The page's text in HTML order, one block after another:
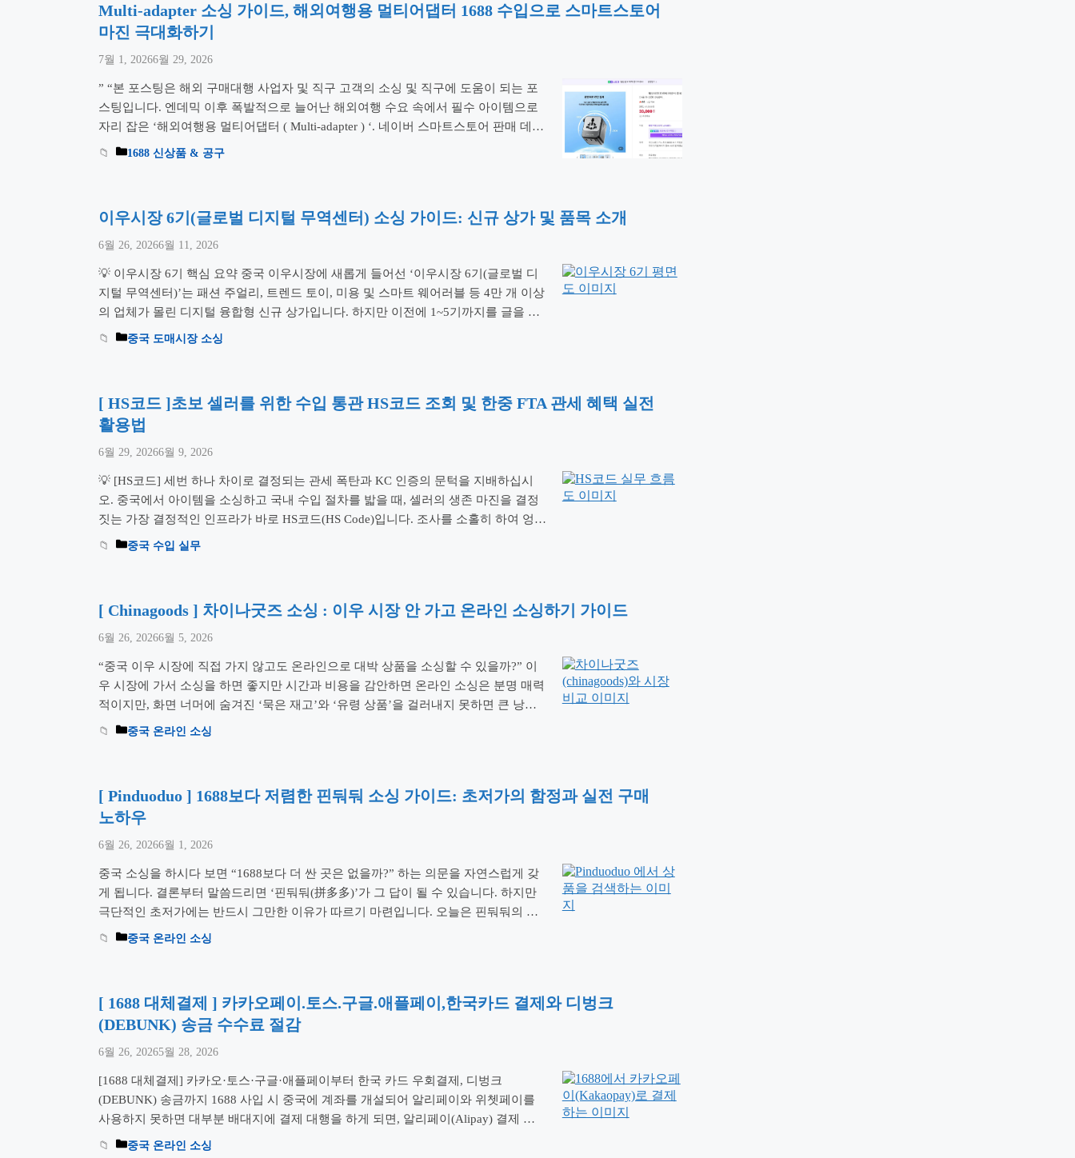
Multi-adapter 소싱 가이드, 해외여행용 멀티어댑터 1688 수입으로 스마트스토어
마진 극대화하기
7월 1, 20266월 29, 2026
” “본 포스팅은 해외 구매대행 사업자 및 직구 고객의 소싱 및 직구에 도움이 되는 포
스팅입니다. 엔데믹 이후 폭발적으로 늘어난 해외여행 수요 속에서 필수 아이템으로
자리 잡은 ‘해외여행용 멀티어댑터 ( Multi-adapter ) ‘. 네이버 스마트스토어 판매 데이
터와 중국 1688 도매 상품의 정밀 비교를 통해, 실제 취득 원가와 숨겨진 마진율을 투
1688 신상품 & 공구
이우시장 6기(글로벌 디지털 무역센터) 소싱 가이드: 신규 상가 및 품목 소개
6월 26, 20266월 11, 2026
💡 이우시장 6기 핵심 요약 중국 이우시장에 새롭게 들어선 ‘이우시장 6기(글로벌 디
지털 무역센터)’는 패션 주얼리, 트렌드 토이, 미용 및 스마트 웨어러블 등 4만 개 이상
의 업체가 몰린 디지털 융합형 신규 상가입니다. 하지만 이전에 1~5기까지를 글을 작
성했고 오늘은 새로 증설된 이우시장 6기에 대해서 알아 보겠습니다. 기존 1~5기 맨
중국 도매시장 소싱
[ HS코드 ]초보 셀러를 위한 수입 통관 HS코드 조회 및 한중 FTA 관세 혜택 실전
활용법
6월 29, 20266월 9, 2026
💡 [HS코드] 세번 하나 차이로 결정되는 관세 폭탄과 KC 인증의 문턱을 지배하십시
오. 중국에서 아이템을 소싱하고 국내 수입 절차를 밟을 때, 셀러의 생존 마진을 결정
짓는 가장 결정적인 인프라가 바로 HS코드(HS Code)입니다. 조사를 소홀히 하여 엉뚱
한 세번으로 신고했다가는 어마어마한 부가세 추징을 당하거나, 수입 통관 보류 장벽
중국 수입 실무
[ Chinagoods ] 차이나굿즈 소싱 : 이우 시장 안 가고 온라인 소싱하기 가이드
6월 26, 20266월 5, 2026
“중국 이우 시장에 직접 가지 않고도 온라인으로 대박 상품을 소싱할 수 있을까?” 이
우 시장에 가서 소싱을 하면 좋지만 시간과 비용을 감안하면 온라인 소싱은 분명 매력
적이지만, 화면 너머에 숨겨진 ‘묵은 재고’와 ‘유령 상품’을 걸러내지 못하면 큰 낭패
를 봅니다. 1688과 전혀 다른 이우시장 공식 사이트 Chinagoods(차이나굿즈)를 100%
중국 온라인 소싱
[ Pinduoduo ] 1688보다 저렴한 핀둬둬 소싱 가이드: 초저가의 함정과 실전 구매
노하우
6월 26, 20266월 1, 2026
중국 소싱을 하시다 보면 “1688보다 더 싼 곳은 없을까?” 하는 의문을 자연스럽게 갖
게 됩니다. 결론부터 말씀드리면 ‘핀둬둬(拼多多)’가 그 답이 될 수 있습니다. 하지만
극단적인 초저가에는 반드시 그만한 이유가 따르기 마련입니다. 오늘은 핀둬둬의 구
조와 이용 방법, 그리고 제가 직접 겪은 황당한 ‘비닐 구두’ 사건을 통해 초저가 소싱
중국 온라인 소싱
[ 1688 대체결제 ] 카카오페이.토스.구글.애플페이,한국카드 결제와 디벙크
(DEBUNK) 송금 수수료 절감
6월 26, 20265월 28, 2026
[1688 대체결제] 카카오·토스·구글·애플페이부터 한국 카드 우회결제, 디벙크
(DEBUNK) 송금까지 1688 사입 시 중국에 계좌를 개설되어 알리페이와 위쳇페이를
사용하지 못하면 대부분 배대지에 결제 대행을 하게 되면, 알리페이(Alipay) 결제 대
행 수수료와 환율 변동 리스크는 셀러의 마진을 갉아먹는 주범입니다. 오늘 이 가이드
중국 온라인 소싱